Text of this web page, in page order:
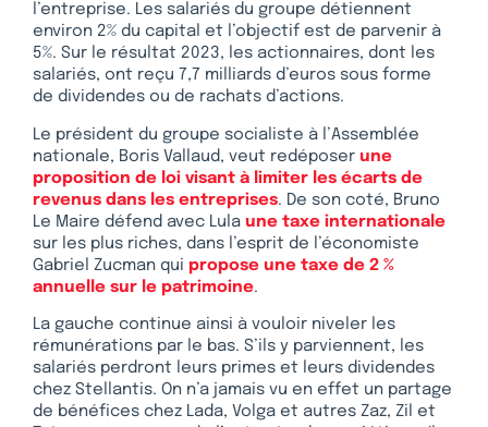
l’entreprise. Les salariés du groupe détiennent
environ 2% du capital et l’objectif est de parvenir à
5%. Sur le résultat 2023, les actionnaires, dont les
salariés, ont reçu 7,7 milliards d’euros sous forme
de dividendes ou de rachats d’actions.
Le président du groupe socialiste à l’Assemblée
nationale, Boris Vallaud, veut redéposer une
proposition de loi visant à limiter les écarts de
revenus dans les entreprises. De son coté, Bruno
Le Maire défend avec Lula une taxe internationale
sur les plus riches, dans l’esprit de l’économiste
Gabriel Zucman qui propose une taxe de 2 %
annuelle sur le patrimoine.
La gauche continue ainsi à vouloir niveler les
rémunérations par le bas. S’ils y parviennent, les
salariés perdront leurs primes et leurs dividendes
chez Stellantis. On n’a jamais vu en effet un partage
de bénéfices chez Lada, Volga et autres Zaz, Zil et